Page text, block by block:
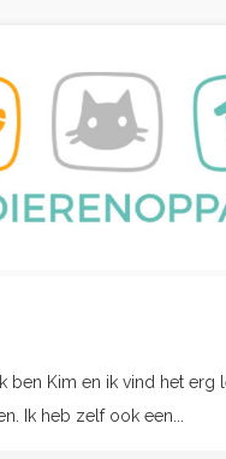
ben Kim en ik vind het erg
Ik heb zelf ook een...